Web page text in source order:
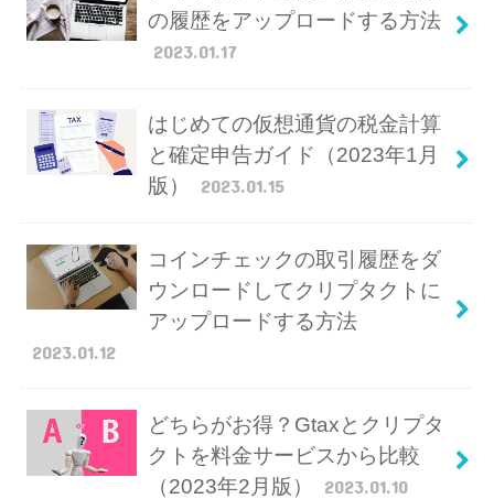
の履歴をアップロードする方法
2023.01.17
はじめての仮想通貨の税金計算
と確定申告ガイド（2023年1月
版）
2023.01.15
コインチェックの取引履歴をダ
ウンロードしてクリプタクトに
アップロードする方法
2023.01.12
どちらがお得？Gtaxとクリプタ
クトを料金サービスから比較
（2023年2月版）
2023.01.10